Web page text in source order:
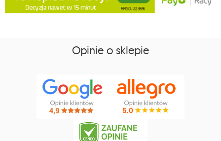
Opinie o sklepie